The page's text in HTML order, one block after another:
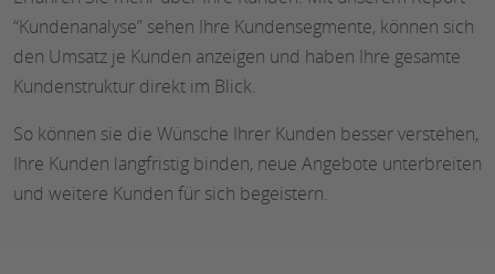
“Kundenanalyse” sehen Ihre Kundensegmente, können sich
den Umsatz je Kunden anzeigen und haben Ihre gesamte
Kundenstruktur direkt im Blick.
So können sie die Wünsche Ihrer Kunden besser verstehen,
Ihre Kunden langfristig binden, neue Angebote unterbreiten
und weitere Kunden für sich begeistern.